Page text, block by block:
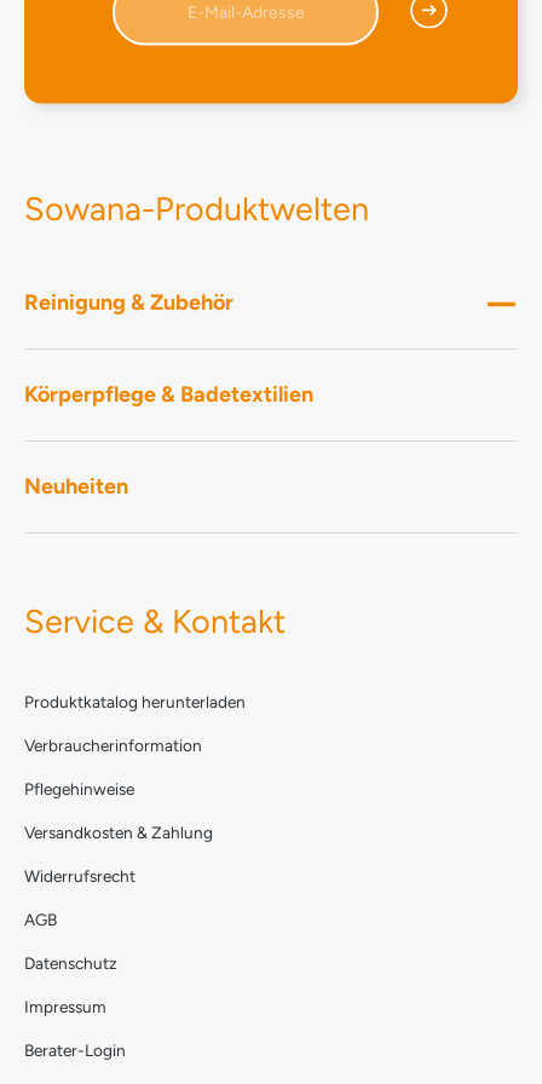
Sowana-Produktwelten
Reinigung & Zubehör
Körperpflege & Badetextilien
Neuheiten
Service & Kontakt
Produktkatalog herunterladen
Verbraucherinformation
Pflegehinweise
Versandkosten & Zahlung
Widerrufsrecht
AGB
Datenschutz
Impressum
Berater-Login